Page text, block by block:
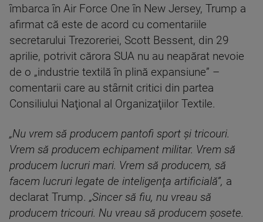
îmbarca în Air Force One în New Jersey, Trump a
afirmat că este de acord cu comentariile
secretarului Trezoreriei, Scott Bessent, din 29
aprilie, potrivit cărora SUA nu au neapărat nevoie
de o „industrie textilă în plină expansiune” –
comentarii care au stârnit critici din partea
Consiliului Naţional al Organizaţiilor Textile.
„Nu vrem să producem pantofi sport şi tricouri.
Vrem să producem echipament militar. Vrem să
producem lucruri mari. Vrem să producem, să
facem lucruri legate de inteligenţa artificială”, a
declarat Trump. „Sincer să fiu, nu vreau să
producem tricouri. Nu vreau să producem şosete.